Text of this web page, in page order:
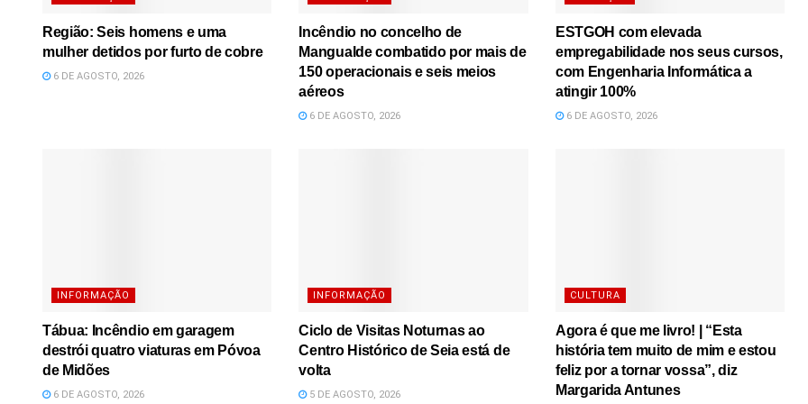
Região: Seis homens e uma
mulher detidos por furto de cobre
6 DE AGOSTO, 2026
Incêndio no concelho de
Mangualde combatido por mais de
150 operacionais e seis meios
aéreos
6 DE AGOSTO, 2026
ESTGOH com elevada
empregabilidade nos seus cursos,
com Engenharia Informática a
atingir 100%
6 DE AGOSTO, 2026
INFORMAÇÃO
Tábua: Incêndio em garagem
destrói quatro viaturas em Póvoa
de Midões
6 DE AGOSTO, 2026
INFORMAÇÃO
Ciclo de Visitas Noturnas ao
Centro Histórico de Seia está de
volta
5 DE AGOSTO, 2026
CULTURA
Agora é que me livro! | “Esta
história tem muito de mim e estou
feliz por a tornar vossa”, diz
Margarida Antunes